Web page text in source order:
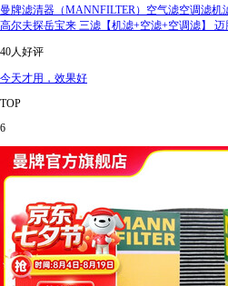
曼牌滤清器（MANNFILTER）空气滤空调滤
高尔夫探岳宝来 三滤【机滤+空滤+空调滤】 迈
40人好评
今天才用，效果好
TOP
6